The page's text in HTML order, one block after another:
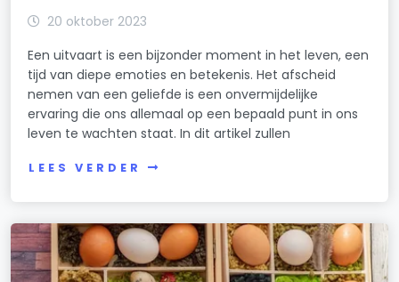
20 oktober 2023
Een uitvaart is een bijzonder moment in het leven, een
tijd van diepe emoties en betekenis. Het afscheid
nemen van een geliefde is een onvermijdelijke
ervaring die ons allemaal op een bepaald punt in ons
leven te wachten staat. In dit artikel zullen
LEES VERDER